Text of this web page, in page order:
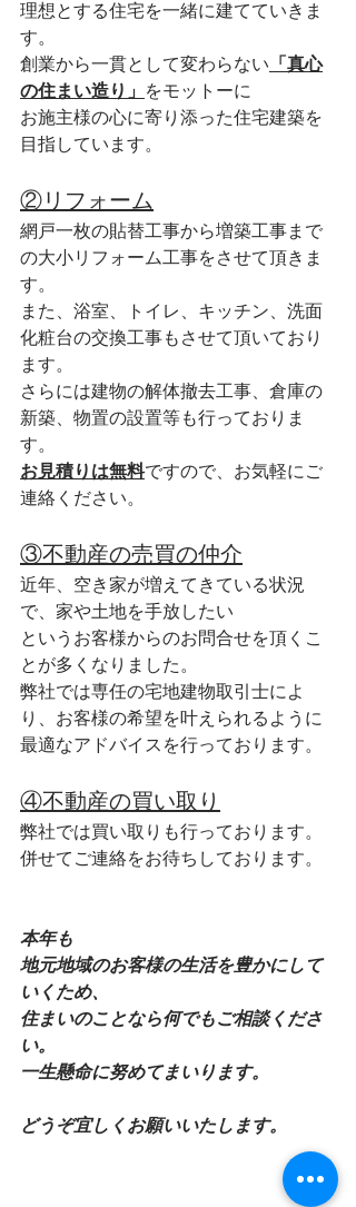
理想とする住宅を一緒に建てていきま
す。
創業から一貫として変わらない 「真心
の住まい造り」 をモットーに
お施主様の心に寄り添った住宅建築を
目指しています。
②リフォーム
網戸一枚の貼替工事から増築工事まで
の大小リフォーム工事をさせて頂きま
す。
また、浴室、トイレ、キッチン、洗面
化粧台の交換工事もさせて頂いており
ます。
さらには建物の解体撤去工事、倉庫の
新築、物置の設置等も行っておりま
す。
お見積りは無料ですので、お気軽にご
連絡ください。
③不動産の売買の仲介
近年、空き家が増えてきている状況
で、家や土地を手放したい
というお客様からのお問合せを頂くこ
とが多くなりました。
弊社では専任の宅地建物取引士によ
り、お客様の希望を叶えられるように
最適なアドバイスを行っております。
④不動産の買い取り
弊社では買い取りも行っております。
併せてご連絡をお待ちしております。
本年も
地元地域のお客様の生活を豊かにして
いくため、
住まいのことなら何でもご相談くださ
い。
一生懸命に努めてまいります。
どうぞ宜しくお願いいたします。